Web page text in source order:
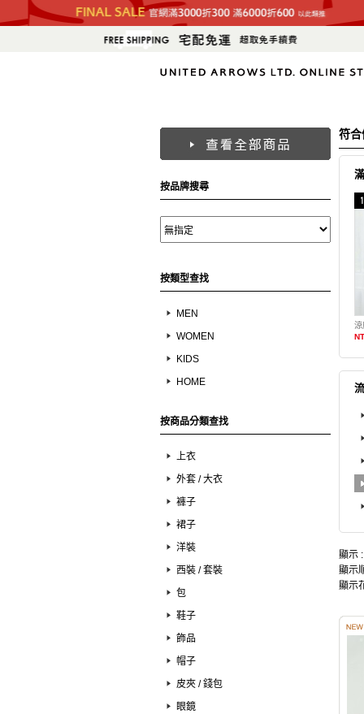
按品牌搜尋
按類型查找
MEN
WOMEN
KIDS
HOME
按商品分類查找
上衣
外套 / 大衣
褲子
裙子
洋裝
西裝 / 套裝
包
鞋子
飾品
帽子
皮夾 / 錢包
眼鏡
符合
涼
顯示
顯示
顯示